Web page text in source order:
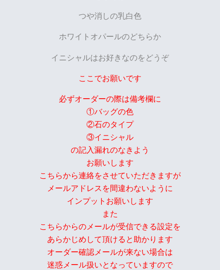
つや消しの乳白色
ホワイトオパールのどちらか
イニシャルはお好きなのをどうぞ
ここでお願いです
必ずオーダーの際は備考欄に
①バッグの色
②石のタイプ
③イニシャル
の記入漏れのなきよう
お願いします
こちらから連絡をさせていただきますが
メールアドレスを間違わないように
インプットお願いします
また
こちらからのメールが受信できる設定を
あらかじめして頂けると助かります
オーダー確認メールが来ない場合は
迷惑メール扱いとなっていますので